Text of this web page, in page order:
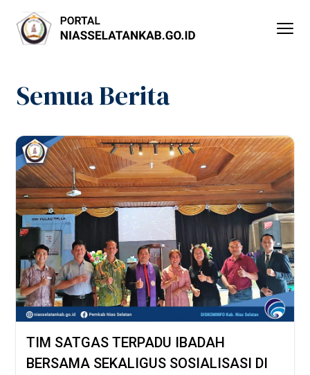
konten
Semua Berita
TIM SATGAS TERPADU IBADAH
BERSAMA SEKALIGUS SOSIALISASI DI